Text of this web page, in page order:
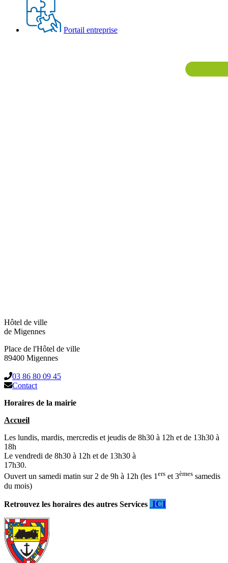
Portail entreprise
Hôtel de ville
de Migennes
Place de l'Hôtel de ville
89400 Migennes
03 86 80 09 45
Contact
Horaires de la mairie
Accueil
Les lundis, mardis, mercredis et jeudis de 8h30 à 12h et de 13h30 à
18h
Le vendredi de 8h30 à 12h et de 13h30 à
17h30.
Ouvert un samedi matin sur 2 de 9h à 12h (les 1ers et 3èmes samedis
du mois)
Retrouvez les horaires des autres Services ICI